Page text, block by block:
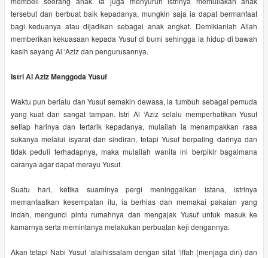
tersebut dan berbuat baik kepadanya, mungkin saja ia dapat bermanfaat
bagi keduanya atau dijadikan sebagai anak angkat. Demikianlah Allah
memberikan kekuasaan kepada Yusuf di bumi sehingga ia hidup di bawah
kasih sayang Al ‘Aziz dan pengurusannya.
Istri Al Aziz Menggoda Yusuf
Waktu pun berlalu dan Yusuf semakin dewasa, ia tumbuh sebagai pemuda
yang kuat dan sangat tampan. Istri Al ‘Aziz selalu memperhatikan Yusuf
setiap harinya dan tertarik kepadanya, mulailah ia menampakkan rasa
sukanya melalui isyarat dan sindiran, tetapi Yusuf berpaling darinya dan
tidak peduli terhadapnya, maka mulailah wanita ini berpikir bagaimana
caranya agar dapat merayu Yusuf.
Suatu hari, ketika suaminya pergi meninggalkan istana, istrinya
memanfaatkan kesempatan itu, ia berhias dan memakai pakaian yang
indah, mengunci pintu rumahnya dan mengajak Yusuf untuk masuk ke
kamarnya serta memintanya melakukan perbuatan keji dengannya.
Akan tetapi Nabi Yusuf ‘alaihissalam dengan sifat ‘iffah (menjaga diri) dan